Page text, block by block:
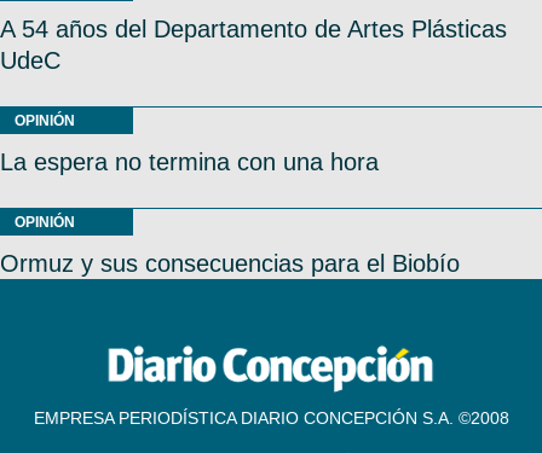
A 54 años del Departamento de Artes Plásticas
UdeC
OPINIÓN
La espera no termina con una hora
OPINIÓN
Ormuz y sus consecuencias para el Biobío
EMPRESA PERIODÍSTICA DIARIO CONCEPCIÓN S.A. ©2008